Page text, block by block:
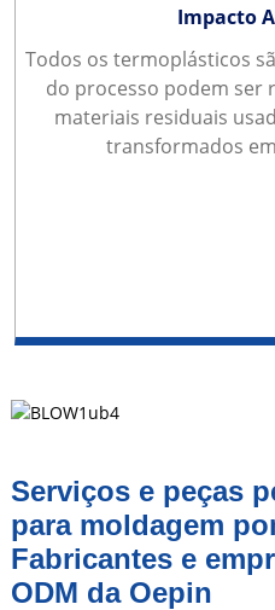
Impacto
Todos os termoplásticos
do processo podem ser
materiais residuais
transformados
Serviços e peças
para moldagem
Fabricantes e
ODM da Oepin